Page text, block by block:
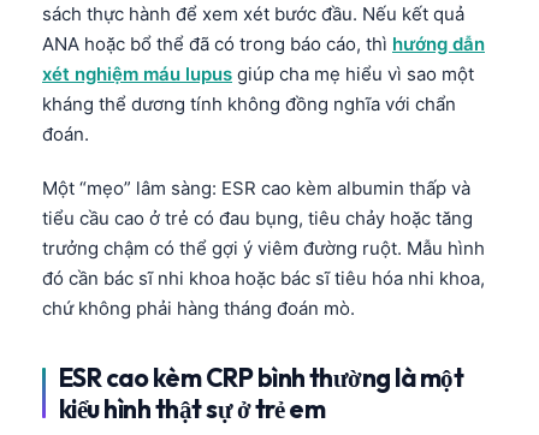
sách thực hành để xem xét bước đầu. Nếu kết quả
ANA hoặc bổ thể đã có trong báo cáo, thì hướng dẫn
xét nghiệm máu lupus giúp cha mẹ hiểu vì sao một
kháng thể dương tính không đồng nghĩa với chẩn
đoán.
Một “mẹo” lâm sàng: ESR cao kèm albumin thấp và
tiểu cầu cao ở trẻ có đau bụng, tiêu chảy hoặc tăng
trưởng chậm có thể gợi ý viêm đường ruột. Mẫu hình
đó cần bác sĩ nhi khoa hoặc bác sĩ tiêu hóa nhi khoa,
chứ không phải hàng tháng đoán mò.
ESR cao kèm CRP bình thường là một
kiểu hình thật sự ở trẻ em
සිංහල
অসমীয়া
Latviešu valoda
Македонски јазик
Euskara
Gàidhlig
العربية المغربية
Afrikaans
Монгол